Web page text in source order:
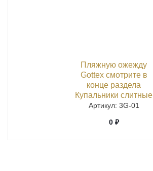
Пляжную ожежду
Gottex смотрите в
конце раздела
Купальники слитные
Артикул: 3G-01
0 ₽